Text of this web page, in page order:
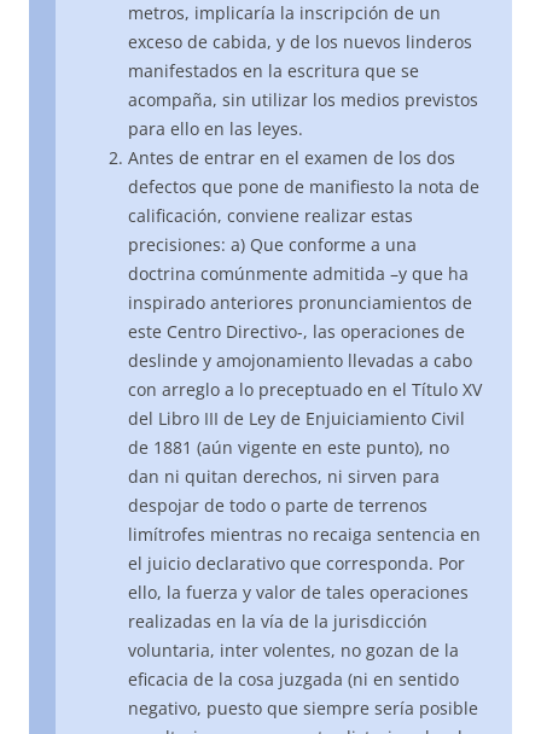
metros, implicaría la inscripción de un
exceso de cabida, y de los nuevos linderos
manifestados en la escritura que se
acompaña, sin utilizar los medios previstos
para ello en las leyes.
Antes de entrar en el examen de los dos
defectos que pone de manifiesto la nota de
calificación, conviene realizar estas
precisiones: a) Que conforme a una
doctrina comúnmente admitida –y que ha
inspirado anteriores pronunciamientos de
este Centro Directivo-, las operaciones de
deslinde y amojonamiento llevadas a cabo
con arreglo a lo preceptuado en el Título XV
del Libro III de Ley de Enjuiciamiento Civil
de 1881 (aún vigente en este punto), no
dan ni quitan derechos, ni sirven para
despojar de todo o parte de terrenos
limítrofes mientras no recaiga sentencia en
el juicio declarativo que corresponda. Por
ello, la fuerza y valor de tales operaciones
realizadas en la vía de la jurisdicción
voluntaria, inter volentes, no gozan de la
eficacia de la cosa juzgada (ni en sentido
negativo, puesto que siempre sería posible